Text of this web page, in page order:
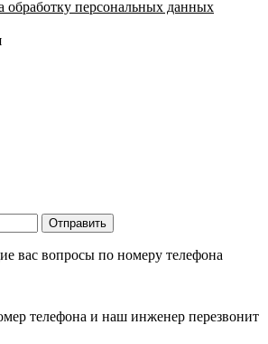
обработку персональных данных
Отправить
вас вопросы по номеру телефона
телефона и наш инженер перезвонит